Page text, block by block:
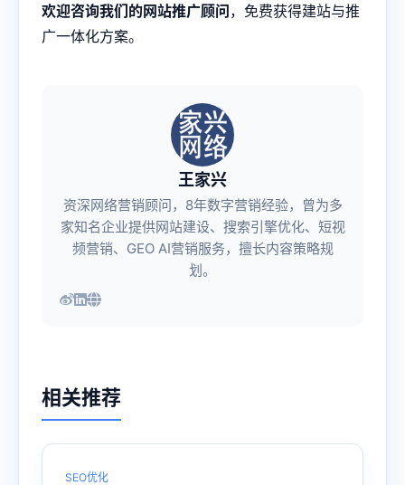
欢迎咨询我们的网站推广顾问，免费获得建站与推
广一体化方案。
王家兴
资深网络营销顾问，8年数字营销经验，曾为多
家知名企业提供网站建设、搜索引擎优化、短视
频营销、GEO AI营销服务，擅长内容策略规
划。
相关推荐
SEO优化